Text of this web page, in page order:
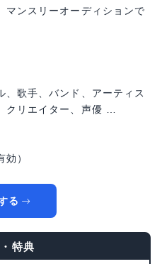
マンスリーオーディションで
歌手、バンド、アーティス
クリエイター、声優 …
）
る
特典